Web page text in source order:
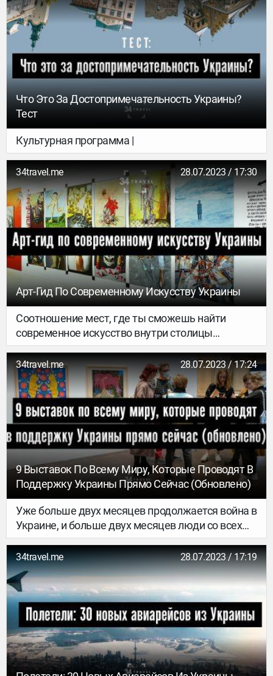
джаз во Львове, техно на берегу моря, Massive
Attack в центре Киева или рейв на ВДНХ.
Продажа билетов на некоторые из них уже
открыта!
Что Это За Достопримечательность Украины?
Тест
Культурная программа |
34travel.me 28.07.2023 / 17:30
Арт-Гид По Современному Искусству Украины
Соотношение мест, где ты сможешь найти
современное искусство внутри столицы
Украины и за ее пределами, – примерно один к
двум не в пользу регионов. Что касается
площадок, где регулярно гостят современные
иностранные проекты, то заезжих гостей проще
встретить на фестивалях и в рамках точечных
партнерств Goethe-Institut Ukraine, British Council,
Česká centra и других иностранных агентов
культуры.
34travel.me 28.07.2023 / 17:24
9 Выставок По Всему Миру, Которые Проводят В
Поддержку Украины Прямо Сейчас (обновлено)
Уже больше двух месяцев продолжается война в
Украине, и больше двух месяцев люди со всех
уголков мира – выехавшие из страны украинцы
и небезразличные иностранцы – пытаются
помочь, чем могут: кто-то организует акции
поддержки, кто-то – благотворительные
концерты, кто-то – выставки. Про последние
сегодня и рассказываем: что, где и когда
проходит.
34travel.me 28.07.2023 / 17:19